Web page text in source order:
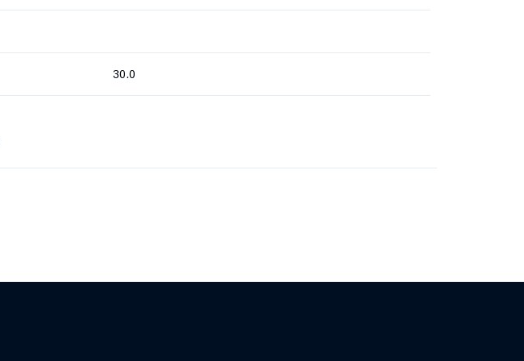
30.0